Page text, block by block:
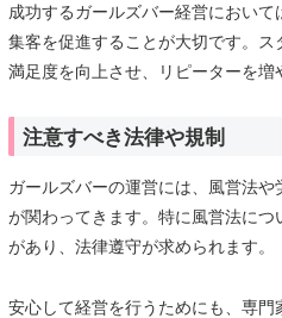
成功するガールズバー経営におい
集客を促進することが大切です。
満足度を向上させ、リピーターを増
注意すべき法律や規制
ガールズバーの運営には、風営法
が関わってきます。特に風営法に
があり、法律遵守が求められます。
安心して経営を行うためにも、専